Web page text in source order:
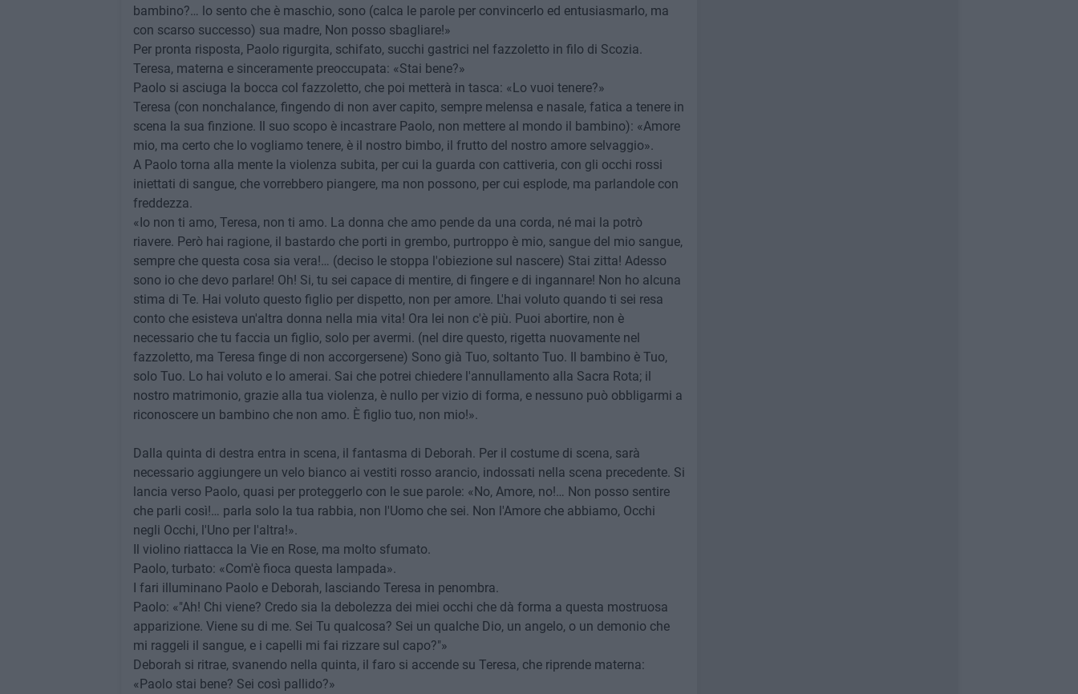
bambino?… lo sento che è maschio, sono (calca le parole per convincerlo ed entusiasmarlo, ma
con scarso successo) sua madre, Non posso sbagliare!»
Per pronta risposta, Paolo rigurgita, schifato, succhi gastrici nel fazzoletto in filo di Scozia.
Teresa, materna e sinceramente preoccupata: «Stai bene?»
Paolo si asciuga la bocca col fazzoletto, che poi metterà in tasca: «Lo vuoi tenere?»
Teresa (con nonchalance, fingendo di non aver capito, sempre melensa e nasale, fatica a tenere in
scena la sua finzione. Il suo scopo è incastrare Paolo, non mettere al mondo il bambino): «Amore
mio, ma certo che lo vogliamo tenere, è il nostro bimbo, il frutto del nostro amore selvaggio».
A Paolo torna alla mente la violenza subita, per cui la guarda con cattiveria, con gli occhi rossi
iniettati di sangue, che vorrebbero piangere, ma non possono, per cui esplode, ma parlandole con
freddezza.
«Io non ti amo, Teresa, non ti amo. La donna che amo pende da una corda, né mai la potrò
riavere. Però hai ragione, il bastardo che porti in grembo, purtroppo è mio, sangue del mio sangue,
sempre che questa cosa sia vera!… (deciso le stoppa l'obiezione sul nascere) Stai zitta! Adesso
sono io che devo parlare! Oh! Si, tu sei capace di mentire, di fingere e di ingannare! Non ho alcuna
stima di Te. Hai voluto questo figlio per dispetto, non per amore. L'hai voluto quando ti sei resa
conto che esisteva un'altra donna nella mia vita! Ora lei non c'è più. Puoi abortire, non è
necessario che tu faccia un figlio, solo per avermi. (nel dire questo, rigetta nuovamente nel
fazzoletto, ma Teresa finge di non accorgersene) Sono già Tuo, soltanto Tuo. Il bambino è Tuo,
solo Tuo. Lo hai voluto e lo amerai. Sai che potrei chiedere l'annullamento alla Sacra Rota; il
nostro matrimonio, grazie alla tua violenza, è nullo per vizio di forma, e nessuno può obbligarmi a
riconoscere un bambino che non amo. È figlio tuo, non mio!».
Dalla quinta di destra entra in scena, il fantasma di Deborah. Per il costume di scena, sarà
necessario aggiungere un velo bianco ai vestiti rosso arancio, indossati nella scena precedente. Si
lancia verso Paolo, quasi per proteggerlo con le sue parole: «No, Amore, no!… Non posso sentire
che parli così!… parla solo la tua rabbia, non l'Uomo che sei. Non l'Amore che abbiamo, Occhi
negli Occhi, l'Uno per l'altra!».
Il violino riattacca la Vie en Rose, ma molto sfumato.
Paolo, turbato: «Com'è fioca questa lampada».
I fari illuminano Paolo e Deborah, lasciando Teresa in penombra.
Paolo: «"Ah! Chi viene? Credo sia la debolezza dei miei occhi che dà forma a questa mostruosa
apparizione. Viene su di me. Sei Tu qualcosa? Sei un qualche Dio, un angelo, o un demonio che
mi raggeli il sangue, e i capelli mi fai rizzare sul capo?"»
Deborah si ritrae, svanendo nella quinta, il faro si accende su Teresa, che riprende materna:
«Paolo stai bene? Sei così pallido?»